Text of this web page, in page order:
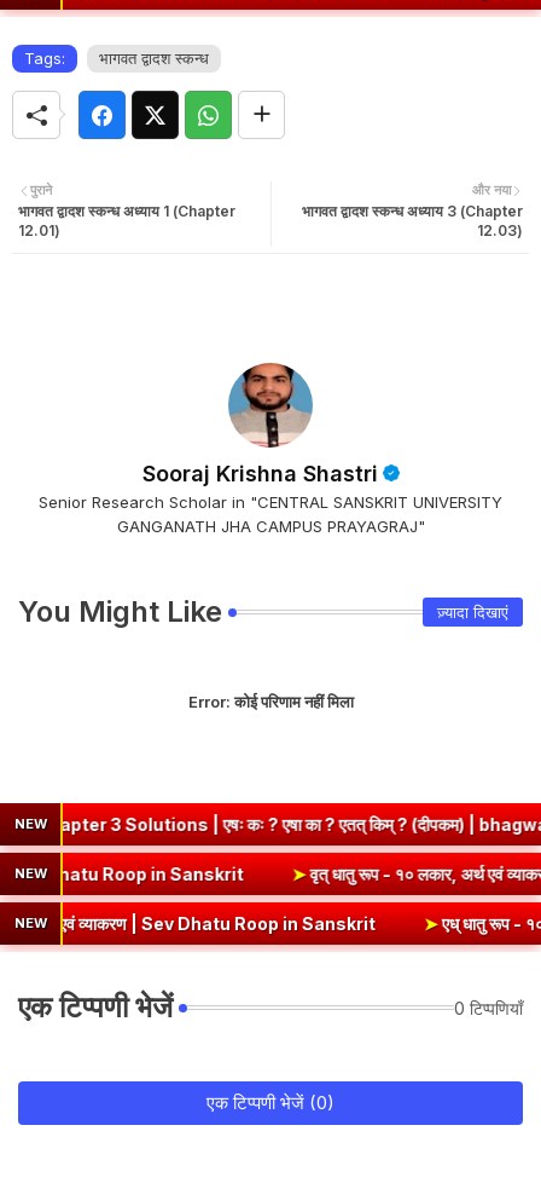
Tags: भागवत द्वादश स्कन्ध
और नया
भागवत द्वादश स्कन्ध अध्याय 3 (Chapter
12.03)
पुराने
भागवत द्वादश स्कन्ध अध्याय 1 (Chapter
12.01)
Sooraj Krishna Shastri
Senior Research Scholar in "CENTRAL SANSKRIT UNIVERSITY
GANGANATH JHA CAMPUS PRAYAGRAJ"
You Might Like ज़्यादा दिखाएं
Error:कोई परिणाम नहीं मिला
NEW | एषः कः ? एषा का ? एतत् किम् ? (दीपकम) |
NEW
अर्थ एवं व्याकरण | Kri Dhatu Roop in Sanskrit ➤वृत् धातु रूप - १०
NEW | Sev Dhatu Roop in Sanskrit ➤एध् धातु रूप - १० लकार, अर्थ
एक टिप्पणी भेजें 0 टिप्पणियाँ
एक टिप्पणी भेजें (0)